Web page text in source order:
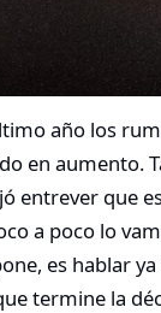
año los
en aumento.
entrever que
a poco lo
es hablar
termine la